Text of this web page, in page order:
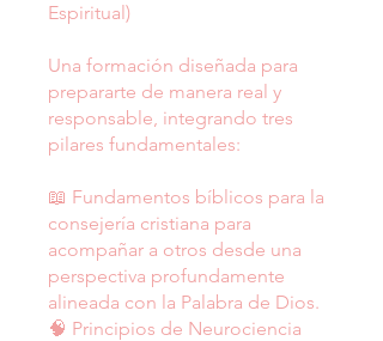
Espiritual)
Una formación diseñada para
prepararte de manera real y
responsable, integrando tres
pilares fundamentales:
📖 Fundamentos bíblicos para la
consejería cristiana para
acompañar a otros desde una
perspectiva profundamente
alineada con la Palabra de Dios.
🧠 Principios de Neurociencia